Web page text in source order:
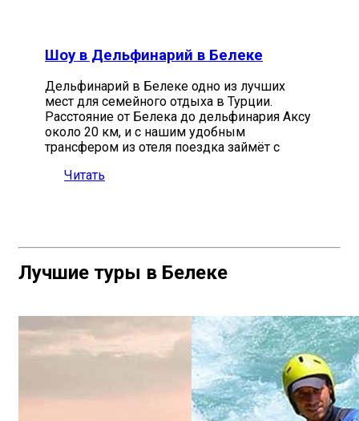
Шоу в Дельфинарий в Белеке
Дельфинарий в Белеке одно из лучших
мест для семейного отдыха в Турции.
Расстояние от Белека до дельфинария Аксу
около 20 км, и с нашим удобным
трансфером из отеля поездка займёт с
Читать
Лучшие туры в Белеке